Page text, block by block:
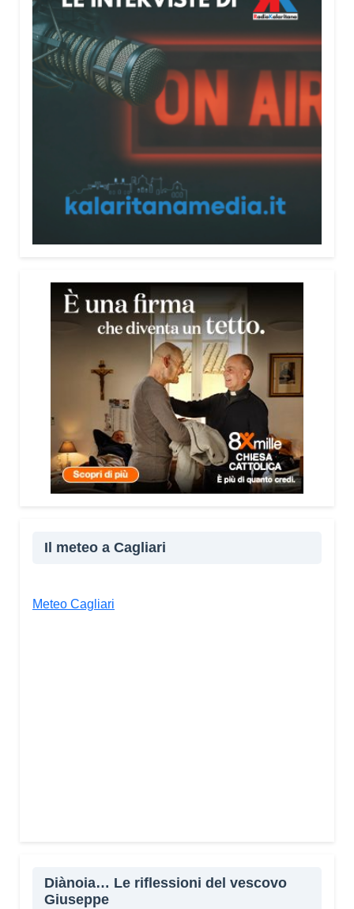
costruire relazioni attraverso il servizio, linguaggio
universale capace di unire persone diverse».
Condividi:
X WhatsApp
E-mail Stampa
Il meteo a Cagliari
Meteo Cagliari
Diànoia… Le riflessioni del vescovo
Giuseppe